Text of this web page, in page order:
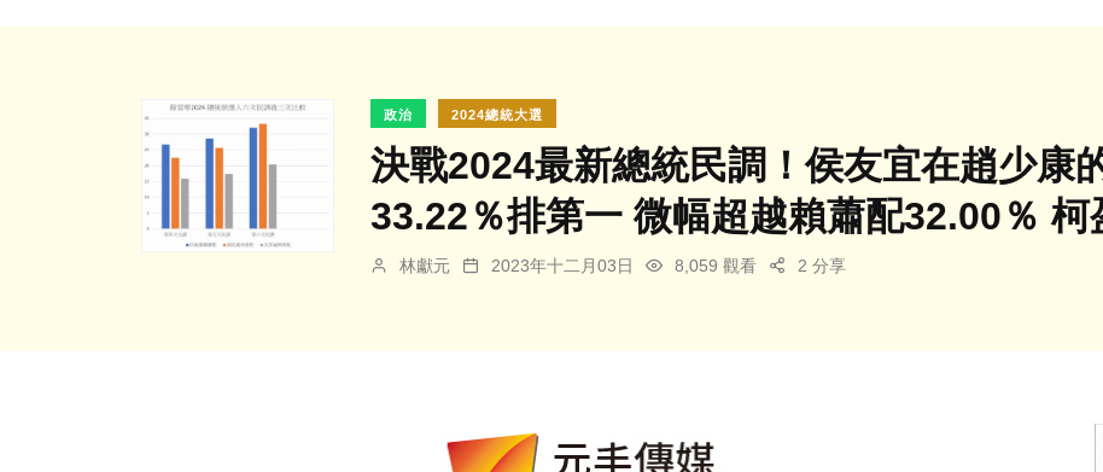
政治 2024總統大選
決戰2024最新總統民調！侯友宜在趙少康
33.22％排第一 微幅超越賴蕭配32.00％ 柯
林獻元 2023年十二月03日 8,059 觀看 2 分享